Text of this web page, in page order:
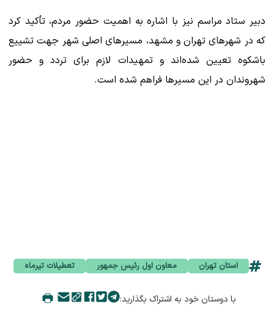
دبیر ستاد مراسم نیز با اشاره به اهمیت حضور مردم، تأکید کرد
که در شهرهای تهران و مشهد، مسیرهای اصلی شهر جهت تشییع
باشکوه تعیین شده‌اند و تمهیدات لازم برای تردد و حضور
شهروندان در این مسیرها فراهم شده است.
استان تهران معاون اول رئیس جمهور تعطیلات تیرماه
با دوستان خود به اشتراک بگذارید: